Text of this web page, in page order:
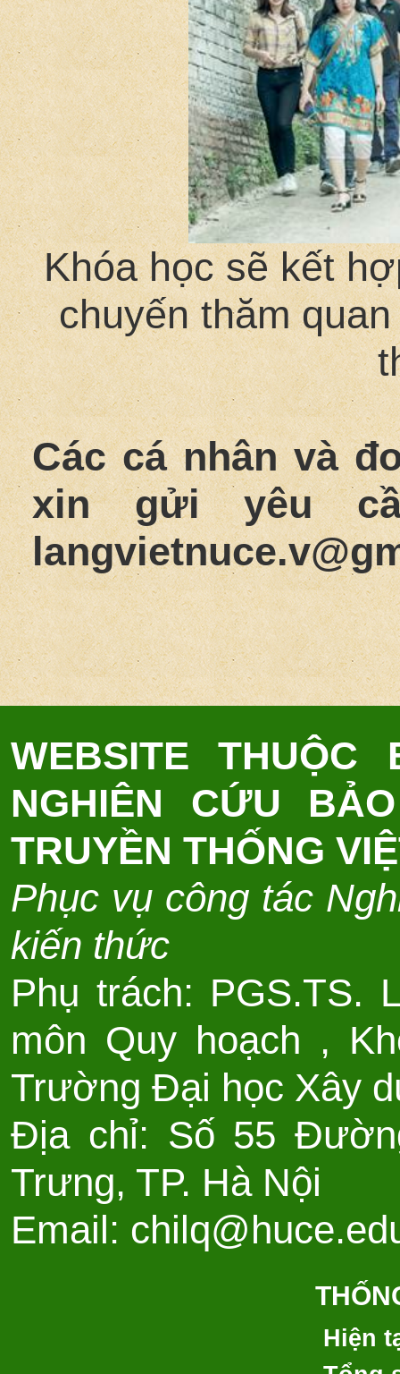
Khóa học sẽ kết
chuyến thăm
Các cá nhân và
xin gửi yêu
WEBSITE THUỘC
NGHIÊN CỨU
TRUYỀN THỐNG
Phục vụ công tác
kiến thức
Phụ trách: PGS.TS.
môn Quy hoạch ,
Trường Đại học Xây
Địa chỉ: Số 55
Trưng, TP. Hà Nội
Email:
Hiện